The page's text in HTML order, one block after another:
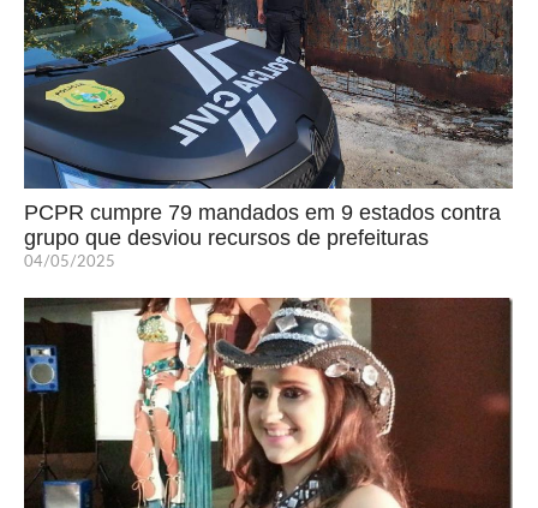
PCPR cumpre 79 mandados em 9 estados contra
grupo que desviou recursos de prefeituras
04/05/2025